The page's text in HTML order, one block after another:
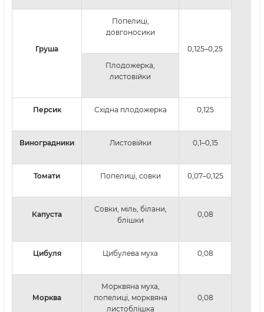
Груша
Попелиці,
довгоносики
0,125–0,25
Плодожерка,
листовійки
Персик Східна плодожерка 0,125
Виноградники Листовійки 0,1–0,15
Томати Попелиці, совки 0,07–0,125
Капуста
Совки, міль, білани,
блішки
0,08
Цибуля Цибулева муха 0,08
Морква
Морквяна муха,
попелиці, морквяна
листоблішка
0,08